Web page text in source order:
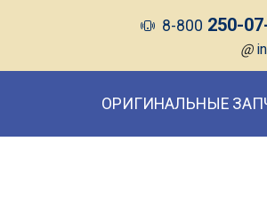
8-800 250-
@
ОРИГИНАЛЬНЫЕ